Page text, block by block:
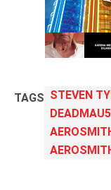
TAGS STEVEN
DEADMAU5